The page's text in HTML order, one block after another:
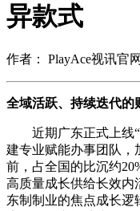
异款式
作者： PlayAce视讯官网
全域活跃、持续迭代的
近期广东正式上线“
建专业赋能办事团队，
前，占全国的比沉约
高质量成长供给长效内
东制制业的焦点成长